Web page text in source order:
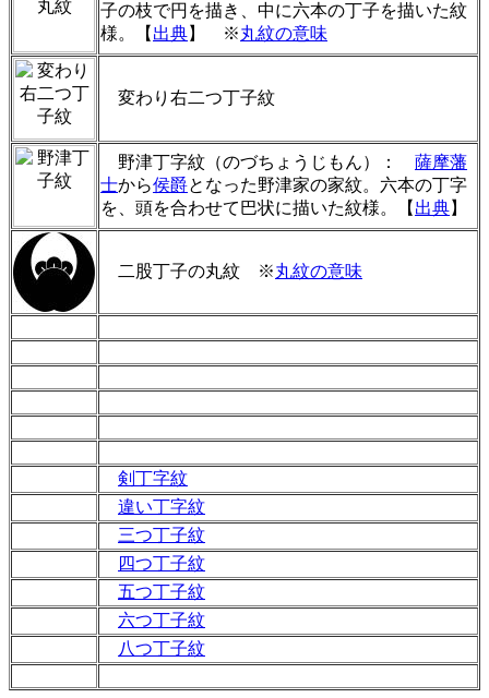
子の枝で円を描き、中に六本の丁子を描いた紋
様。【 出典】 ※丸紋の意味
変わり右二つ丁子紋
野津丁字紋（のづちょうじもん）： 薩摩藩
士から侯爵となった野津家の家紋。六本の丁字
を、頭を合わせて巴状に描いた紋様。【 出典】
二股丁子の丸紋 ※丸紋の意味
剣丁字紋
違い丁字紋
三つ丁子紋
四つ丁子紋
五つ丁子紋
六つ丁子紋
八つ丁子紋